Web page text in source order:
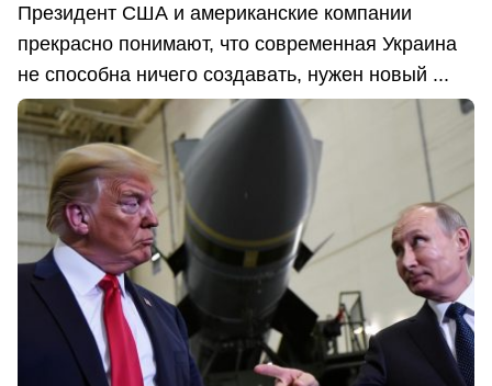
Президент США и американские компании
прекрасно понимают, что современная Украина
не способна ничего создавать, нужен новый ...